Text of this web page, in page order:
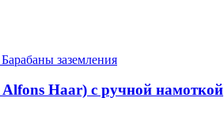
Барабаны заземления
Haar) с ручной намоткой